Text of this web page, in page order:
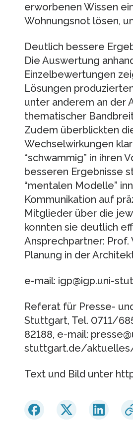
erworbenen Wissen
Wohnungsnot lösen,
Deutlich bessere
Die Auswertung
Einzelbewertungen
Lösungen
unter anderem an der
thematischer
Zudem überblickten
Wechselwirkungen
“schwammig” in ihren
besseren Ergebnisse
“mentalen Modelle”
Kommunikation auf
Mitglieder über die
konnten sie deutlich
Ansprechpartner:
Planung in der
e-mail: igp@igp.uni-
Referat für Presse-
Stuttgart, Tel. 0711/
82188, e-mail:
stuttgart.de/
Text und Bild unter